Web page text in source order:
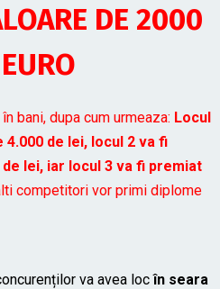
DE 2000
bani, dupa cum urmeaza: Locul
de lei, locul 2 va fi
lei, iar locul 3 va fi premiat
competitori vor primi diplome
va avea locîn seara